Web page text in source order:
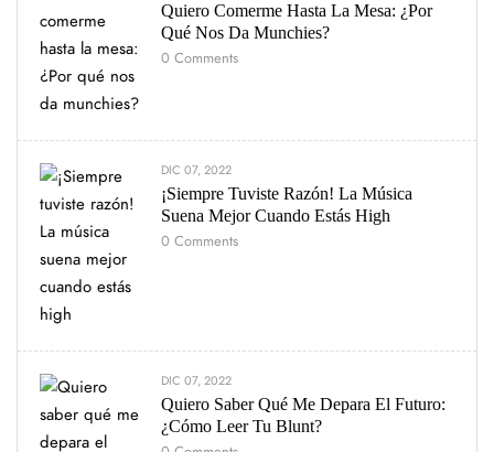
Quiero Comerme Hasta La Mesa: ¿Por
Qué Nos Da Munchies?
0 Comments
DIC 07, 2022
¡Siempre Tuviste Razón! La Música
Suena Mejor Cuando Estás High
0 Comments
DIC 07, 2022
Quiero Saber Qué Me Depara El Futuro:
¿Cómo Leer Tu Blunt?